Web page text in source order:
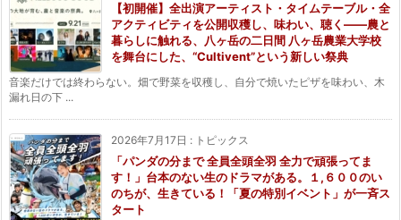
【初開催】全出演アーティスト・タイムテーブル・全
アクティビティを公開収穫し、味わい、聴く——農と
暮らしに触れる、八ヶ岳の二日間 八ヶ岳農業大学校
を舞台にした、“Cultivent”という新しい祭典
音楽だけでは終わらない。畑で野菜を収穫し、自分で焼いたピザを味わい、木
漏れ日の下 ...
2026年7月17日 : トピックス
「パンダの分まで 全員全頭全羽 全力で頑張ってま
す！」台本のない生のドラマがある。１,６００のい
のちが、生きている！「夏の特別イベント」が一斉ス
タート